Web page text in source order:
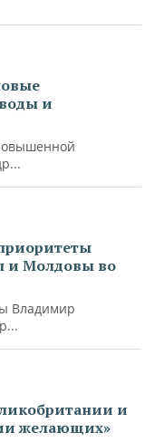
и
и Молдовы во
Владимир
и
желающих»